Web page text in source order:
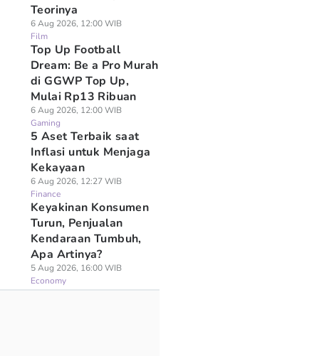
Teorinya
6 Aug 2026, 12:00 WIB
Film
Top Up Football
Dream: Be a Pro Murah
di GGWP Top Up,
Mulai Rp13 Ribuan
6 Aug 2026, 12:00 WIB
Gaming
5 Aset Terbaik saat
Inflasi untuk Menjaga
Kekayaan
6 Aug 2026, 12:27 WIB
Finance
Keyakinan Konsumen
Turun, Penjualan
Kendaraan Tumbuh,
Apa Artinya?
5 Aug 2026, 16:00 WIB
Economy